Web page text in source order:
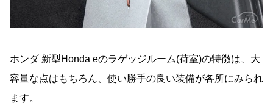
ホンダ 新型Honda eのラゲッジルーム(荷室)の特徴は、大
容量な点はもちろん、使い勝手の良い装備が各所にみられ
ます。